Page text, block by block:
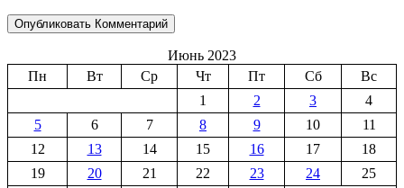
Июнь 2023
Пн
Вт Ср Чт Пт Сб
Вс
1
2 3
4
5
6 7 8 9 10
11
12
13 14 15 16 17
18
19
20 21 22 23 24
25